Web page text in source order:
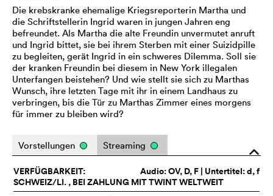
Die krebskranke ehemalige Kriegsreporterin Martha und
die Schriftstellerin Ingrid waren in jungen Jahren eng
befreundet. Als Martha die alte Freundin unvermutet anruft
und Ingrid bittet, sie bei ihrem Sterben mit einer Suizidpille
zu begleiten, gerät Ingrid in ein schweres Dilemma. Soll sie
der kranken Freundin bei diesem in New York illegalen
Unterfangen beistehen? Und wie stellt sie sich zu Marthas
Wunsch, ihre letzten Tage mit ihr in einem Landhaus zu
verbringen, bis die Tür zu Marthas Zimmer eines morgens
für immer zu bleiben wird?
o
Vorstellungen Streaming
Audio:OV, D, F | Untertitel: d, f
VERFÜGBARKEIT:
SCHWEIZ/LI. , BEI ZAHLUNG MIT TWINT WELTWEIT